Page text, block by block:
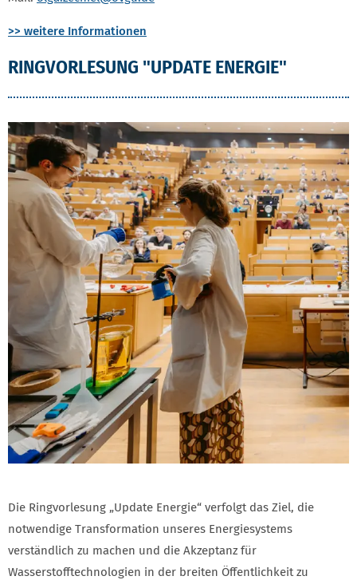
>> weitere Informationen
RINGVORLESUNG "UPDATE ENERGIE"
Die Ringvorlesung „Update Energie“ verfolgt das Ziel, die
notwendige Transformation unseres Energiesystems
verständlich zu machen und die Akzeptanz für
Wasserstofftechnologien in der breiten Öffentlichkeit zu